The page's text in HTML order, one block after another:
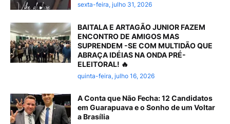
sexta-feira, julho 31, 2026
BAITALA E ARTAGÃO JUNIOR FAZEM
ENCONTRO DE AMIGOS MAS
SUPRENDEM -SE COM MULTIDÃO QUE
ABRAÇA IDÉIAS NA ONDA PRÉ-
ELEITORAL! 🔥
quinta-feira, julho 16, 2026
A Conta que Não Fecha: 12 Candidatos
em Guarapuava e o Sonho de um Voltar
a Brasília